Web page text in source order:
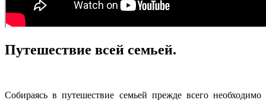
Путешествие всей семьей.
Собираясь в путешествие семьей прежде всего необходимо